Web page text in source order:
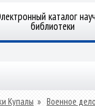
каталог
библиотеки
Купалы » Военное